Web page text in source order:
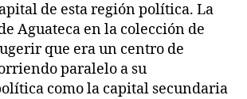
de esta región política. La
Aguateca en la colección de
que era un centro de
paralelo a su
como la capital secundaria